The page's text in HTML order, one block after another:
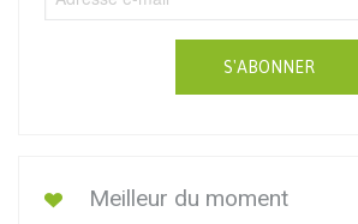
S'ABONNER
Meilleur du moment